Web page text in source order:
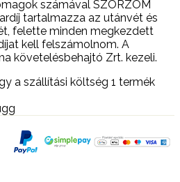
számával SZORZOM
tartalmazza az utánvét és
felette minden megkezdett
kell felszámolnom. A
követelésbehajtó Zrt. kezeli.
a szállítási költség 1 termék